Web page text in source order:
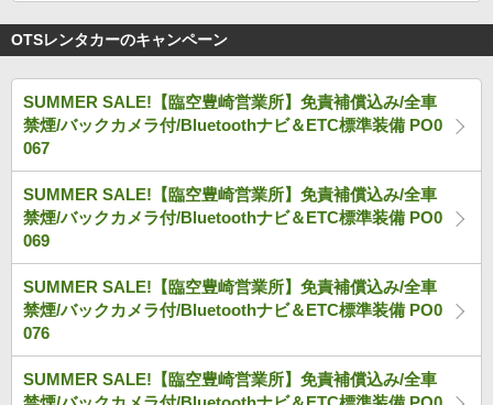
OTSレンタカーのキャンペーン
SUMMER SALE!【臨空豊崎営業所】免責補償込み/全車
禁煙/バックカメラ付/Bluetoothナビ＆ETC標準装備 PO0
067
SUMMER SALE!【臨空豊崎営業所】免責補償込み/全車
禁煙/バックカメラ付/Bluetoothナビ＆ETC標準装備 PO0
069
SUMMER SALE!【臨空豊崎営業所】免責補償込み/全車
禁煙/バックカメラ付/Bluetoothナビ＆ETC標準装備 PO0
076
SUMMER SALE!【臨空豊崎営業所】免責補償込み/全車